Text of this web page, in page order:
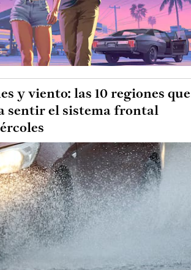
y viento: las 10 regiones que
sentir el sistema frontal